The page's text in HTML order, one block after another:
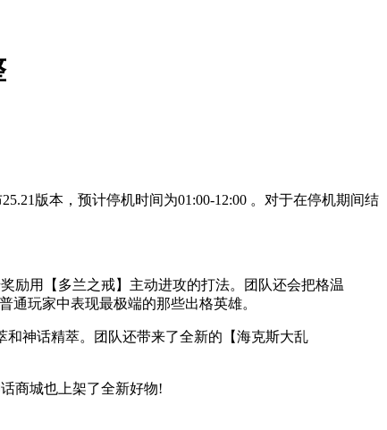
版本，预计停机时间为01:00-12:00 。对于在停机期间结
用【多兰之戒】主动进攻的打法。团队还会把格温
通玩家中表现最极端的那些出格英雄。
神话精萃。团队还带来了全新的【海克斯大乱
商城也上架了全新好物!